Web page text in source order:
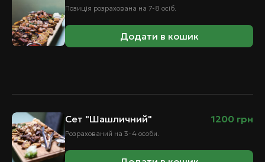
Позиція розрахована на 7-8 осіб.
Додати в кошик
Сет "Шашличний" 1200 грн
Розрахований на 3-4 особи.